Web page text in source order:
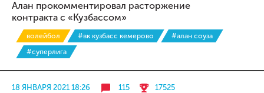
Алан прокомментировал расторжение
контракта с «Кузбассом»
волейбол #вк кузбасс кемерово
#алан соуза
#суперлига
18 ЯНВАРЯ 2021 18:26 115 17525